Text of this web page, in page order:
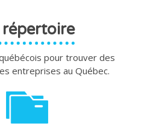
répertoire
pour trouver des
entreprises au Québec.